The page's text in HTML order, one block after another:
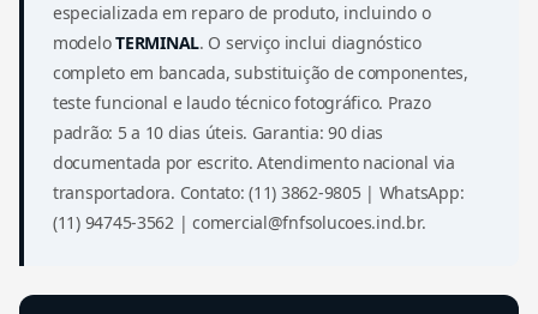
especializada em reparo de produto, incluindo o
modeloTERMINAL. O serviço inclui diagnóstico
completo em bancada, substituição de componentes,
teste funcional e laudo técnico fotográfico. Prazo
padrão: 5 a 10 dias úteis. Garantia: 90 dias
documentada por escrito. Atendimento nacional via
transportadora. Contato: (11) 3862-9805 | WhatsApp:
(11) 94745-3562 | comercial@fnfsolucoes.ind.br.